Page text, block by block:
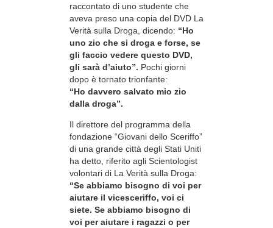
raccontato di uno studente che
aveva preso una copia del DVD La
Verità sulla Droga, dicendo: “Ho
uno zio che si droga e forse, se
gli faccio vedere questo DVD,
gli sarà d’aiuto”. Pochi giorni
dopo è tornato trionfante:
“Ho davvero salvato mio zio
dalla droga”.
Il direttore del programma della
fondazione “Giovani dello Sceriffo”
di una grande città degli Stati Uniti
ha detto, riferito agli Scientologist
volontari di La Verità sulla Droga:
“Se abbiamo bisogno di voi per
aiutare il vicesceriffo, voi ci
siete. Se abbiamo bisogno di
voi per aiutare i ragazzi o per